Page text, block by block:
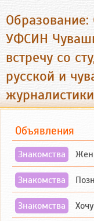
УФСИН
встречу со
русской и
журналистики
Объявления
Знакомства Женщина
Знакомства
Знакомства Хочу